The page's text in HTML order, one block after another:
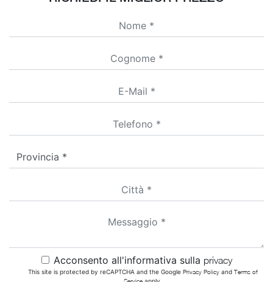
Acconsento all'informativa sulla privacy
This site is protected by reCAPTCHA and the Google Privacy Policyand Terms of